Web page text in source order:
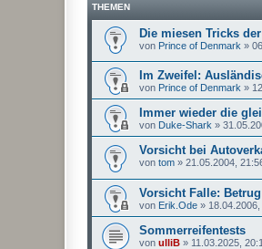
THEMEN
Die miesen Tricks
von Prince of Denmark »
Im Zweifel:
von Prince of Denmark »
Immer wieder die
von Duke-Shark »
Vorsicht bei
von tom » 21.05.2004,
Vorsicht Falle:
von Erik.Ode »
Sommerreifentests
von ulliB » 11.03.2025,